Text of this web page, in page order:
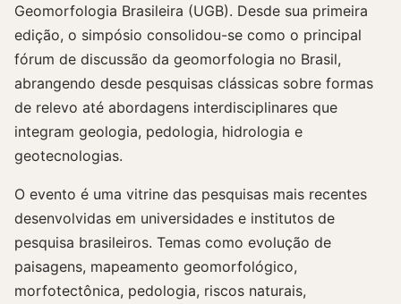
Geomorfologia Brasileira (UGB). Desde sua primeira
edição, o simpósio consolidou-se como o principal
fórum de discussão da geomorfologia no Brasil,
abrangendo desde pesquisas clássicas sobre formas
de relevo até abordagens interdisciplinares que
integram geologia, pedologia, hidrologia e
geotecnologias.
O evento é uma vitrine das pesquisas mais recentes
desenvolvidas em universidades e institutos de
pesquisa brasileiros. Temas como evolução de
paisagens, mapeamento geomorfológico,
morfotectônica, pedologia, riscos naturais,